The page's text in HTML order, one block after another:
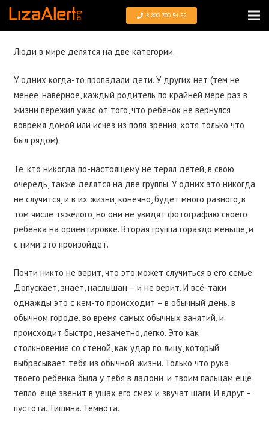
8 800 700 54 52
Люди в мире делятся на две категории.
У одних когда-то пропадали дети. У других нет (тем не
менее, наверное, каждый родитель по крайней мере раз в
жизни пережил ужас от того, что ребёнок не вернулся
вовремя домой или исчез из поля зрения, хотя только что
был рядом).
Те, кто никогда по-настоящему не терял детей, в свою
очередь, также делятся на две группы. У одних это никогда
не случится, и в их жизни, конечно, будет много разного, в
том числе тяжёлого, но они не увидят фотографию своего
ребёнка на ориентировке. Вторая группа гораздо меньше, и
с ними это произойдёт.
Почти никто не верит, что это может случиться в его семье.
Допускает, знает, наслышан – и не верит. И всё-таки
однажды это с кем-то происходит – в обычный день, в
обычном городе, во время самых обычных занятий, и
происходит быстро, незаметно, легко. Это как
столкновение со стеной, как удар по лицу, который
выбрасывает тебя из обычной жизни. Только что рука
твоего ребёнка была у тебя в ладони, и твоим пальцам ещё
тепло, ещё звенит в ушах его смех и звучат шаги. И вдруг –
пустота. Тишина. Темнота.